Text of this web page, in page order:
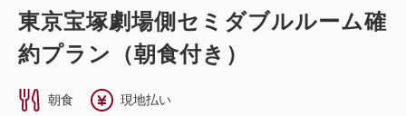
東京宝塚劇場側セミダブルルーム確
約プラン（朝食付き）
朝食 現地払い